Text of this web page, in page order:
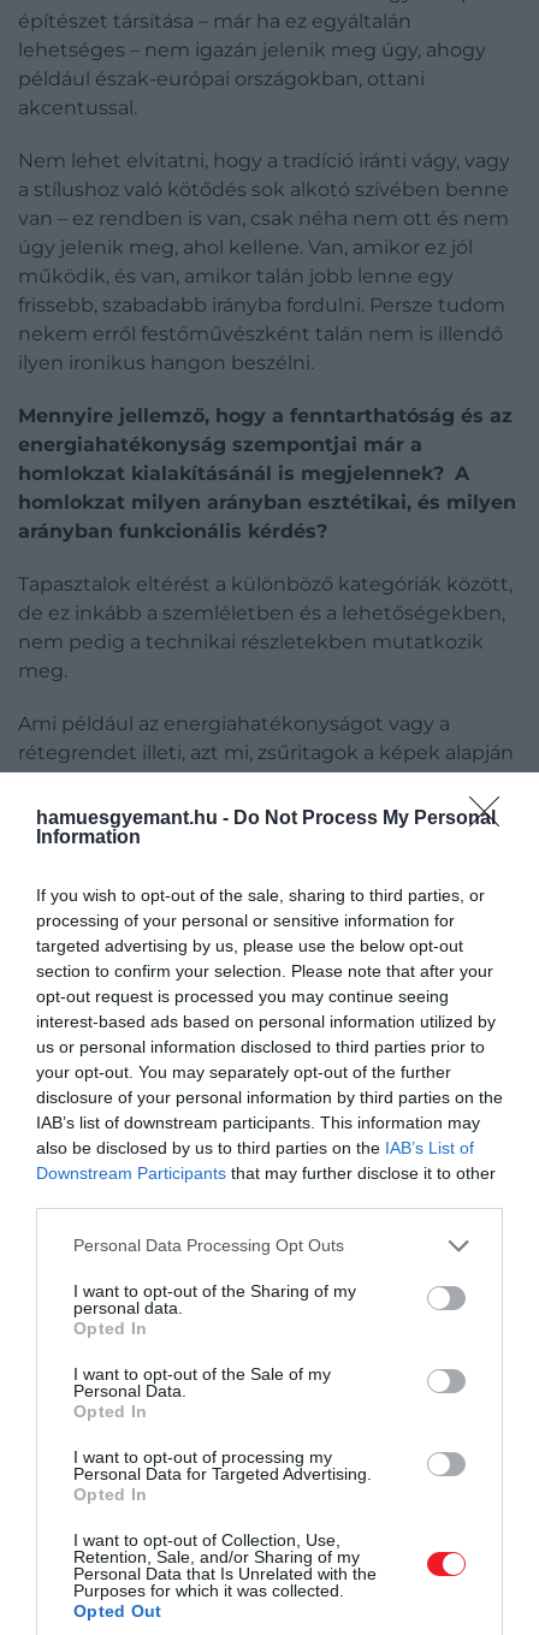
hamuesgyemant.hu - Do Not Process My Personal
Information
If you wish to opt-out of the sale, sharing to third parties, or
processing of your personal or sensitive information for
targeted advertising by us, please use the below opt-out
section to confirm your selection. Please note that after your
opt-out request is processed you may continue seeing
interest-based ads based on personal information utilized by
us or personal information disclosed to third parties prior to
your opt-out. You may separately opt-out of the further
disclosure of your personal information by third parties on the
IAB’s list of downstream participants. This information may
also be disclosed by us to third parties on the IAB’s List of
Downstream Participants that may further disclose it to other
Please note that this website/app uses one or more Google
not limited to your visit or usage behaviour. You may click to
grant or deny consent to Google and its third-party tags to
use your data for below specified purposes in below Google
consent section.
Personal Data Processing Opt Outs
I want to opt-out of the Sharing of my
personal data.
Opted In
I want to opt-out of the Sale of my
Personal Data.
Opted In
I want to opt-out of processing my
Personal Data for Targeted Advertising.
Opted In
I want to opt-out of Collection, Use,
Retention, Sale, and/or Sharing of my
Personal Data that Is Unrelated with the
Purposes for which it was collected.
Opted Out
építészet társítása – már ha ez egyáltalán
lehetséges – nem igazán jelenik meg úgy, ahogy
például észak-európai országokban, ottani
akcentussal.
Nem lehet elvitatni, hogy a tradíció iránti vágy, vagy
a stílushoz való kötődés sok alkotó szívében benne
van – ez rendben is van, csak néha nem ott és nem
úgy jelenik meg, ahol kellene. Van, amikor ez jól
működik, és van, amikor talán jobb lenne egy
frissebb, szabadabb irányba fordulni. Persze tudom
nekem erről festőművészként talán nem is illendő
ilyen ironikus hangon beszélni.
Mennyire jellemző, hogy a fenntarthatóság és az
energiahatékonyság szempontjai már a
homlokzat kialakításánál is megjelennek? A
homlokzat milyen arányban esztétikai, és milyen
arányban funkcionális kérdés?
Tapasztalok eltérést a különböző kategóriák között,
de ez inkább a szemléletben és a lehetőségekben,
nem pedig a technikai részletekben mutatkozik
meg.
Ami például az energiahatékonyságot vagy a
rétegrendet illeti, azt mi, zsűritagok a képek alapján
a szigetelés, milyen anyag van mögötte, hány
rétegből áll össze a rendszer – ez a tervek alapján
kell kivitelezni, és szerencsére a szabályozás sokat
szigorodott ezen a téren.
A legnagyobb különbség inkább abban van, hogy
ezek a modernebb „hard top” rendszerek nagyon
drágák. Az ár és az elérhetőség meghatározza, hogy
milyen anyag kerülhet egy homlokzatra. De
alapvetően bármilyen stílusban lehet igényes,
technikailag jól kivitelezett homlokzatot létrehozni
– a lényeg a gondolkodásmód és a részletek iránti
érzékenység.
Érzékelhető-e generációváltás a tervezői
gondolkodásban – például a fiatalabb építészek
másképp közelítenek a homlokzathoz? Miben
látja a legnagyobb értékét a hallgatói
fiatalok a gyakorló építészek munkáit – akár
koncepcióban, akár technikai tudásban?
A fiatalabb generáció sokkal bátrabb. A
generációváltás egyértelműen látható a tervezői
merészebbek, nyitottabbak a nemzetközi
trendekre, és sokkal szabadabban kísérleteznek. Az
idősebbek ezzel szemben gyakran óvatosabbak, sőt,